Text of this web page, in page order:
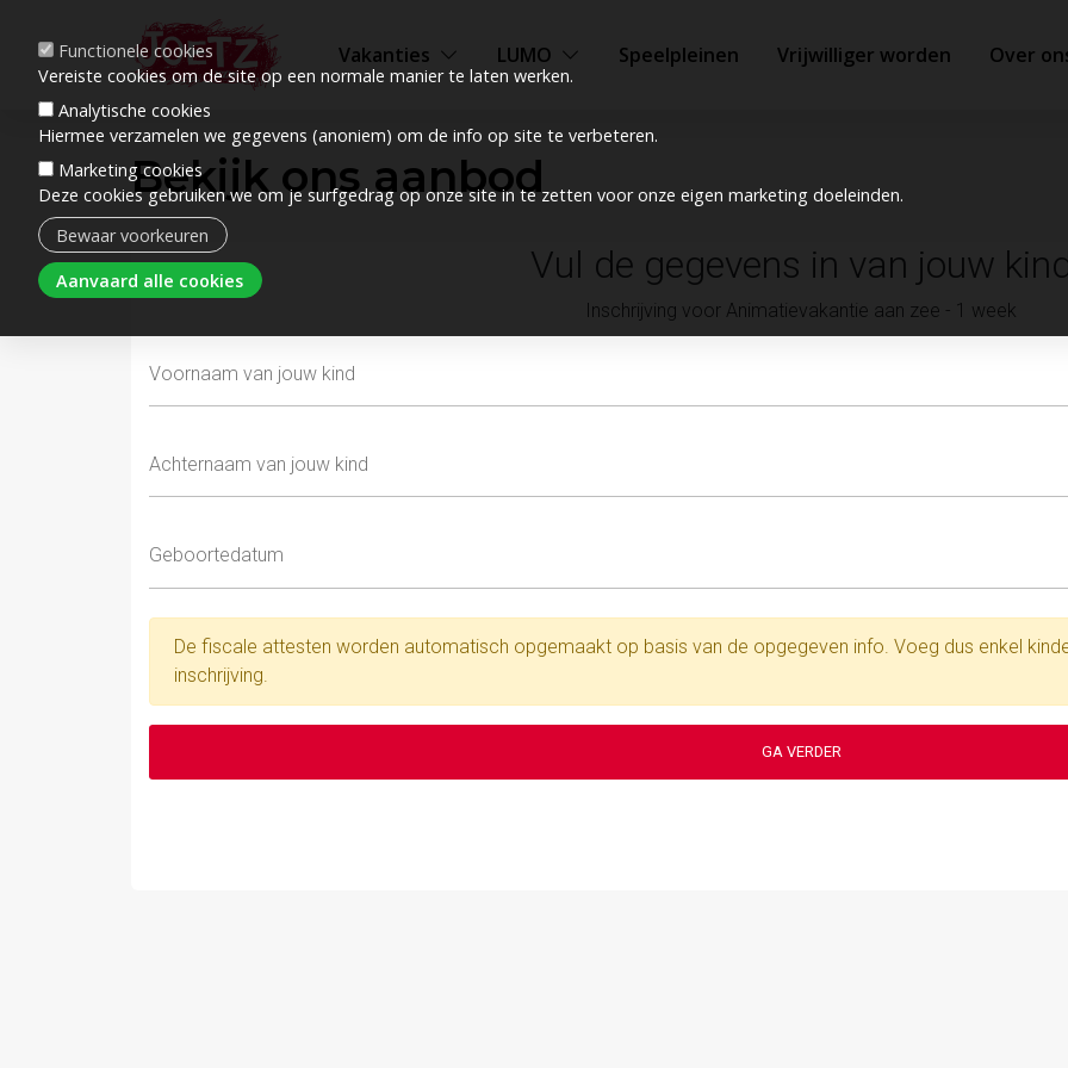
Functionele cookies
Vereiste cookies om de site op een normale manier te laten werken.
Analytische cookies
Hiermee verzamelen we gegevens (anoniem) om de info op site te verbeteren.
Marketing cookies
Deze cookies gebruiken we om je surfgedrag op onze site in te zetten voor onze eigen marketing doeleinden.
Bewaar voorkeuren
Aanvaard alle cookies
Vakanties LUMO Speelpleinen Vrijwilliger worden Over
Bekijk ons aanbod